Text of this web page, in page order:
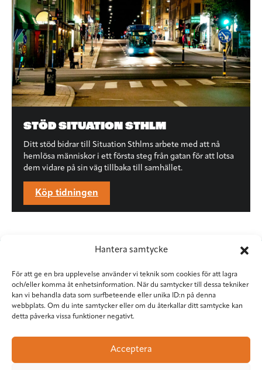
Hantera samtycke
För att ge en bra upplevelse använder vi teknik som cookies för att lagra
och/eller komma åt enhetsinformation. När du samtycker till dessa tekniker
kan vi behandla data som surfbeteende eller unika ID:n på denna
webbplats. Om du inte samtycker eller om du återkallar ditt samtycke kan
detta påverka vissa funktioner negativt.
Acceptera
STÖD SITUATION STHLM
Ditt stöd bidrar till Situation Sthlms arbete med att nå
hemlösa människor i ett första steg från gatan för att lotsa
dem vidare på sin väg tillbaka till samhället.
Köp tidningen
Situation Sthlm
Torkel Knutssongatan 37
118 49 Stockholm